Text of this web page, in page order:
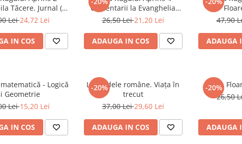
Tăcere. Jurnal (2
- 29 Septembrie
Lei24,72 Lei
IN COS
Comentarii la Evanghelia
după Ioan
26,50 Lei21,20 Lei
ADAUGA IN COS
47,90
ADAUGA
- Logică
Geometrie
Lei15,20 Lei
IN COS
-20%
Legendele române. Viața în
trecut
37,00 Lei29,60 Lei
ADAUGA IN COS
-20%
26,50
ADAUGA